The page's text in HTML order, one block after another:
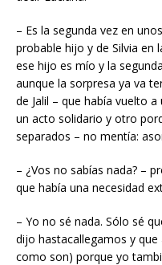
– Es la segunda vez en
probable hijo y de Silvia en
ese hijo es mío y la
aunque la sorpresa ya va
de Jalil – que había vuelto
un acto solidario y otro
separados – no mentía:
– ¿Vos no sabías nada? –
que había una necesidad
– Yo no sé nada. Sólo sé
dijo hastacallegamos y
como son) porque yo